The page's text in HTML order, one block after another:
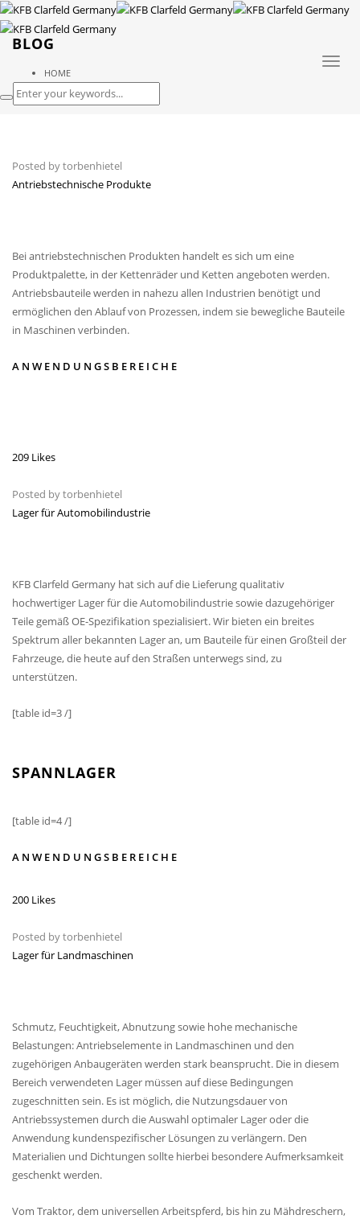
Toggle
BLOG
HOME
Posted bytorbenhietel
Antriebstechnische Produkte
Bei antriebstechnischen Produkten handelt es sich um eine
Produktpalette, in der Kettenräder und Ketten angeboten werden.
Antriebsbauteile werden in nahezu allen Industrien benötigt und
ermöglichen den Ablauf von Prozessen, indem sie bewegliche Bauteile
in Maschinen verbinden.
ANWENDUNGSBEREICHE
209 Likes
Posted bytorbenhietel
Lager für Automobilindustrie
KFB Clarfeld Germany hat sich auf die Lieferung qualitativ
hochwertiger Lager für die Automobilindustrie sowie dazugehöriger
Teile gemäß OE-Spezifikation spezialisiert. Wir bieten ein breites
Spektrum aller bekannten Lager an, um Bauteile für einen Großteil der
Fahrzeuge, die heute auf den Straßen unterwegs sind, zu
unterstützen.
[table id=3 /]
SPANNLAGER
[table id=4 /]
ANWENDUNGSBEREICHE
200 Likes
Posted bytorbenhietel
Lager für Landmaschinen
Schmutz, Feuchtigkeit, Abnutzung sowie hohe mechanische
Belastungen: Antriebselemente in Landmaschinen und den
zugehörigen Anbaugeräten werden stark beansprucht. Die in diesem
Bereich verwendeten Lager müssen auf diese Bedingungen
zugeschnitten sein. Es ist möglich, die Nutzungsdauer von
Antriebssystemen durch die Auswahl optimaler Lager oder die
Anwendung kundenspezifischer Lösungen zu verlängern. Den
Materialien und Dichtungen sollte hierbei besondere Aufmerksamkeit
geschenkt werden.
Vom Traktor, dem universellen Arbeitspferd, bis hin zu Mähdreschern,